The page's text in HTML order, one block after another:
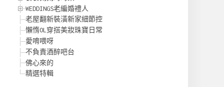
WEDDINGS老編婚禮人
老屋翻新裝潢新家細節控
懶惰OL穿搭美妝珠寶日常
愛唷喂呀
不負責酒醉吧台
佛心來的
精選特輯